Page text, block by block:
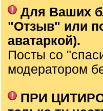
Для Ваших
"Отзыв" или
аватаркой).
Посты со
модератором
ПРИ